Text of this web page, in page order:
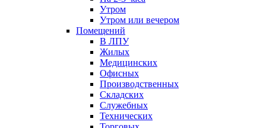
Утром
Утром или вечером
Помещений
В ЛПУ
Жилых
Медицинских
Офисных
Производственных
Складских
Служебных
Технических